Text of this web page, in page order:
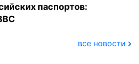
паспортов:
все новости